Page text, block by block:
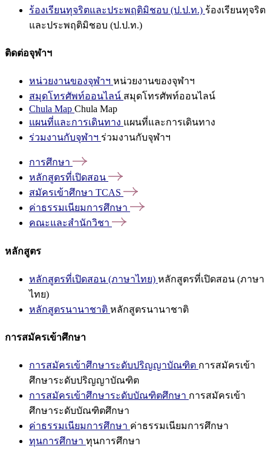
ร้องเรียนทุจริตและประพฤติมิชอบ (ป.ป.ท.) ร้องเรียนทุจริต
และประพฤติมิชอบ (ป.ป.ท.)
ติดต่อจุฬาฯ
หน่วยงานของจุฬาฯ หน่วยงานของจุฬาฯ
สมุดโทรศัพท์ออนไลน์ สมุดโทรศัพท์ออนไลน์
Chula Map Chula Map
แผนที่และการเดินทาง แผนที่และการเดินทาง
ร่วมงานกับจุฬาฯ ร่วมงานกับจุฬาฯ
การศึกษา
หลักสูตรที่เปิดสอน
สมัครเข้าศึกษา TCAS
ค่าธรรมเนียมการศึกษา
คณะและสำนักวิชา
หลักสูตร
หลักสูตรที่เปิดสอน (ภาษาไทย) หลักสูตรที่เปิดสอน (ภาษา
ไทย)
หลักสูตรนานาชาติ หลักสูตรนานาชาติ
การสมัครเข้าศึกษา
การสมัครเข้าศึกษาระดับปริญญาบัณฑิต การสมัครเข้า
ศึกษาระดับปริญญาบัณฑิต
การสมัครเข้าศึกษาระดับบัณฑิตศึกษา การสมัครเข้า
ศึกษาระดับบัณฑิตศึกษา
ค่าธรรมเนียมการศึกษา ค่าธรรมเนียมการศึกษา
ทุนการศึกษา ทุนการศึกษา